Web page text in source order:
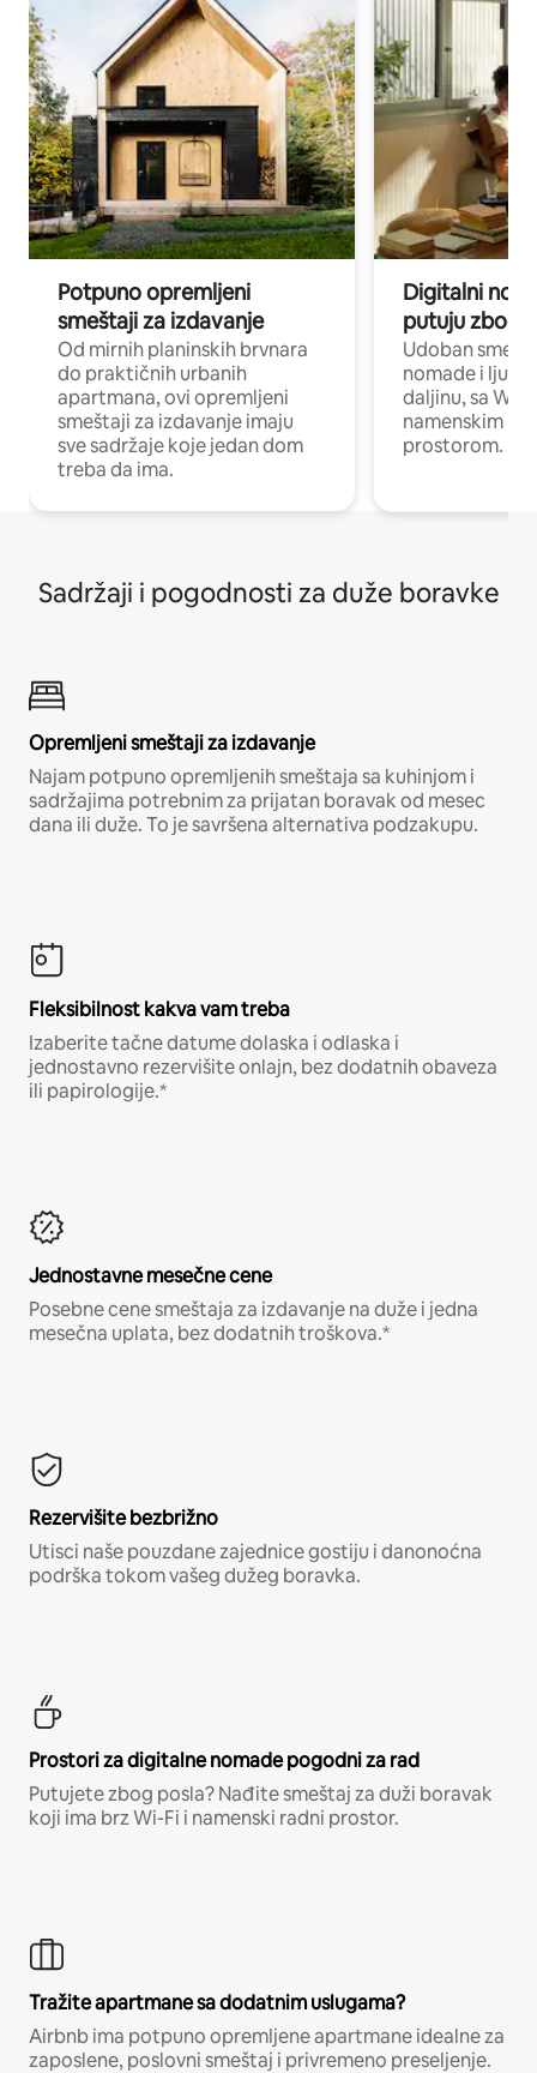
Potpuno opremljeni
smeštaji za izdavanje
Od mirnih planinskih brvnara
do praktičnih urbanih
apartmana, ovi opremljeni
smeštaji za izdavanje imaju
sve sadržaje koje jedan dom
treba da ima.
Digitalni
putuju zbog
Udoban
nomade i ljude
daljinu, sa Wi-
namenskim
prostorom.
Sadržaji i pogodnosti za duže boravke
Opremljeni smeštaji za izdavanje
Najam potpuno opremljenih smeštaja sa kuhinjom i
sadržajima potrebnim za prijatan boravak od mesec
dana ili duže. To je savršena alternativa podzakupu.
Fleksibilnost kakva vam treba
Izaberite tačne datume dolaska i odlaska i
jednostavno rezervišite onlajn, bez dodatnih obaveza
ili papirologije.*
Jednostavne mesečne cene
Posebne cene smeštaja za izdavanje na duže i jedna
mesečna uplata, bez dodatnih troškova.*
Rezervišite bezbrižno
Utisci naše pouzdane zajednice gostiju i danonoćna
podrška tokom vašeg dužeg boravka.
Prostori za digitalne nomade pogodni za rad
Putujete zbog posla? Nađite smeštaj za duži boravak
koji ima brz Wi-Fi i namenski radni prostor.
Tražite apartmane sa dodatnim uslugama?
Airbnb ima potpuno opremljene apartmane idealne za
zaposlene, poslovni smeštaj i privremeno preseljenje.